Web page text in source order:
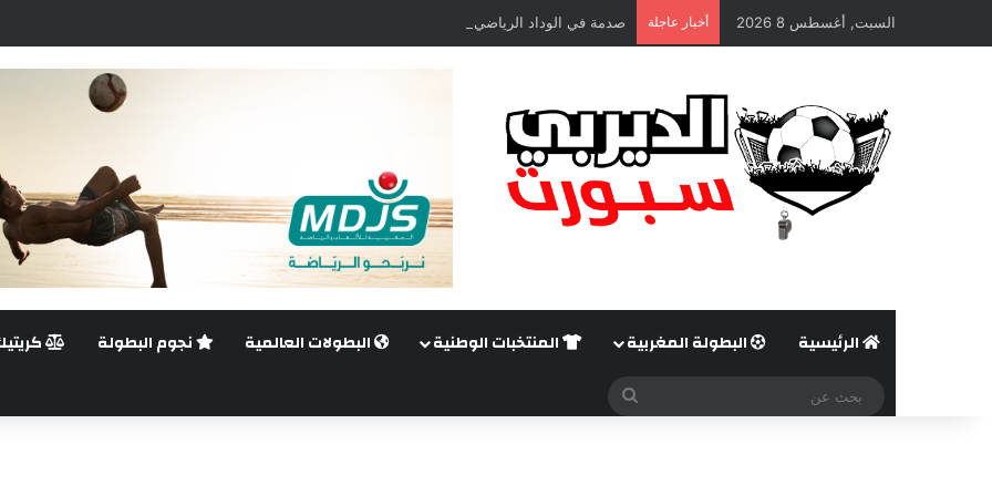
السبت, أغسطس 8 2026 أخبار عاجلة صدمة في الوداد الرياضي.. غيليرمي فيريرا يقترب من الجراحة بعد قطع في الرباط الصليبي
الرئيسية البطولة المغربية المنتخبات الوطنية البطولات العالمية نجوم البطولة